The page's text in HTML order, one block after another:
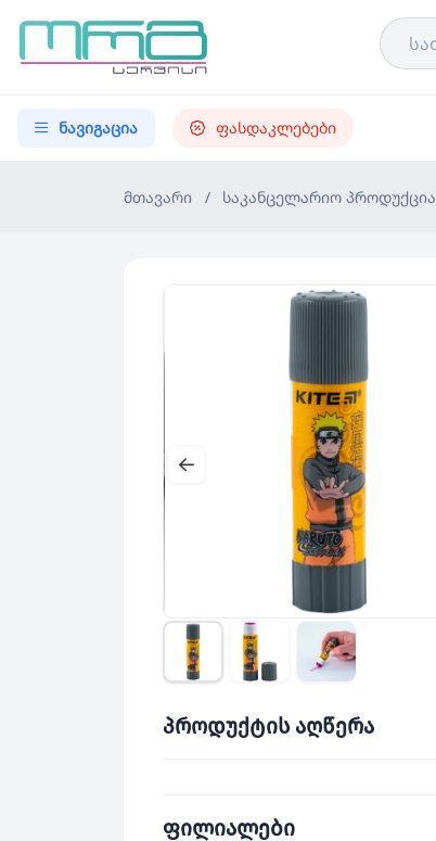
ნავიგაცია ფასდაკლებები
მთავარი / საკანცელარიო პროდუქცია
პროდუქტის აღწერა
ფილიალები